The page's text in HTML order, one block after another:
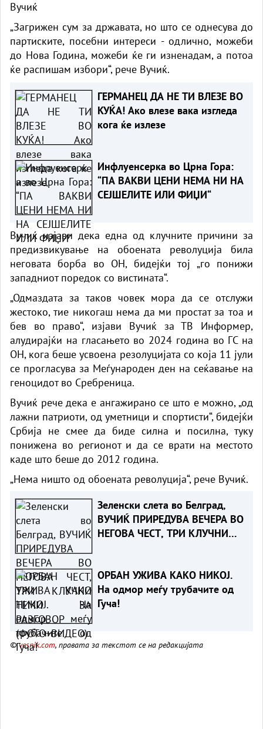
Вучиќ
„Загрижен сум за државата, но што се однесува до
партиските, посебни интереси - одлично, можеби
до Нова Година, можеби ќе ги изненадам, а потоа
ќе распишам избори“, рече Вучиќ.
ГЕРМАНЕЦ ДА НЕ ТИ ВЛЕЗЕ ВО
КУЌА! Ако влезе вака изгледа
кога ќе излезе
Инфлуенсерка во Црна Гора:
“ПА ВАКВИ ЦЕНИ НЕМА НИ НА
СЕЈШЕЛИТЕ ИЛИ ФИЏИ“
Вучиќ изјави дека една од клучните причини за
предизвикување на обоената револуција била
неговата борба во ОН, бидејќи тој „го понижи
западниот поредок со вистината“.
„Одмаздата за таков човек мора да се отслужи
жестоко, тие никогаш нема да ми простат за тоа и
бев во право“, изјави Вучиќ за ТВ Информер,
алудирајќи на гласањето во 2024 година во ГС на
ОН, кога беше усвоена резолуцијата со која 11 јули
се прогласува за Меѓународен ден на сеќавање на
геноцидот во Сребреница.
Вучиќ рече дека е ангажирано се што е можно, „од
лажни патриоти, од уметници и спортисти“, бидејќи
Србија не смее да биде силна и посилна, туку
понижена во регионот и да се врати на местото
каде што беше до 2012 година.
„Нема ништо од обоената револуција“, рече Вучиќ.
Зеленски слета во Белград,
ВУЧИЌ ПРИРЕДУВА ВЕЧЕРА ВО
НЕГОВА ЧЕСТ, ТРИ КЛУЧНИ
ОРБАН УЖИВА КАКО НИКОЈ.
На одмор меѓу трубачите од
Гуча!
©vesnik.com, правата за текстот се на редакцијата